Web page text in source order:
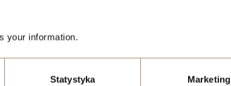
your information.
Statystyka Marketing
jak Google Assistant, Amazon Alexa
komenda głosowa, by zgasić
kuchni, sypialni lub przez osoby z